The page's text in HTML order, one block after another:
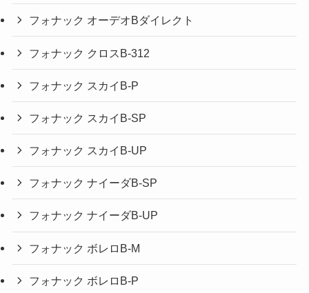
フォナック オーデオBダイレクト
フォナック クロスB-312
フォナック スカイB-P
フォナック スカイB-SP
フォナック スカイB-UP
フォナック ナイーダB-SP
フォナック ナイーダB-UP
フォナック ボレロB-M
フォナック ボレロB-P